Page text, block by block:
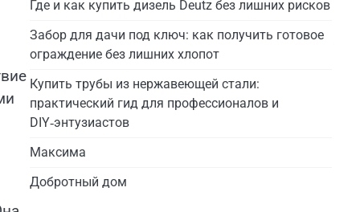
Где и как купить дизель Deutz без лишних рисков
Забор для дачи под ключ: как получить готовое
ограждение без лишних хлопот
Купить трубы из нержавеющей стали:
практический гид для профессионалов и
DIY‑энтузиастов
Максима
Добротный дом